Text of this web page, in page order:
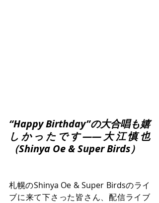
“Happy Birthday”の大合唱も嬉
しかったです――大江慎也
（Shinya Oe & Super Birds）
札幌のShinya Oe & Super Birdsのライ
ブに来て下さった皆さん、配信ライブ